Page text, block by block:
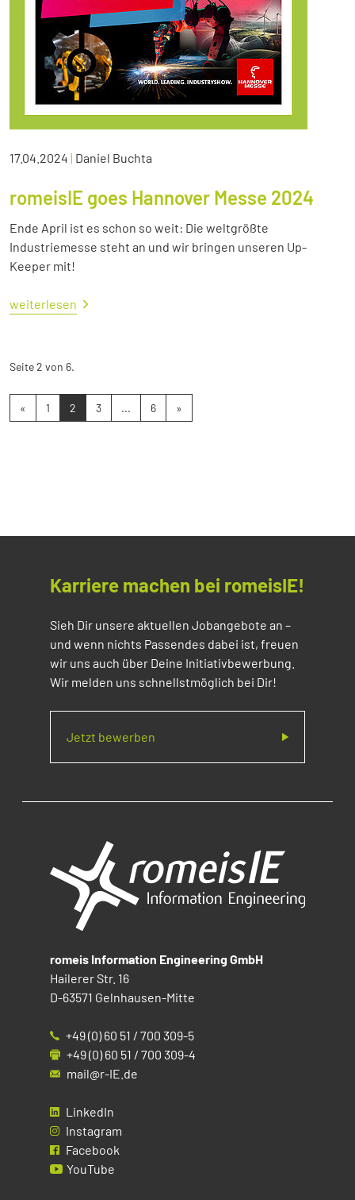
17.04.2024 | Daniel Buchta
romeisIE goes Hannover Messe 2024
Ende April ist es schon so weit: Die weltgrößte
Industriemesse steht an und wir bringen unseren Up-
Keeper mit!
weiterlesen
Seite 2 von 6.
« 1 2 3 ... 6 »
Karriere machen bei romeisIE!
Sieh Dir unsere aktuellen Jobangebote an –
und wenn nichts Passendes dabei ist, freuen
wir uns auch über Deine Initiativbewerbung.
Wir melden uns schnellstmöglich bei Dir!
Jetzt bewerben
romeis Information Engineering GmbH
Hailerer Str. 16
D-63571 Gelnhausen-Mitte
+49 (0) 60 51 / 700 309-5
+49 (0) 60 51 / 700 309-4
mail@r-IE.de
LinkedIn
Instagram
Facebook
YouTube